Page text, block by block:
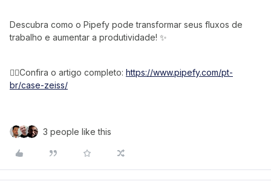
Descubra como o Pipefy pode transformar seus fluxos de
trabalho e aumentar a produtividade! ✨
👉🏻Confira o artigo completo: https://www.pipefy.com/pt-
br/case-zeiss/
3 people like this